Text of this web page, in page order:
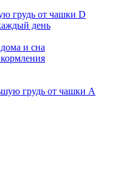
грудь от чашки D
день
и сна
грудь от чашки А